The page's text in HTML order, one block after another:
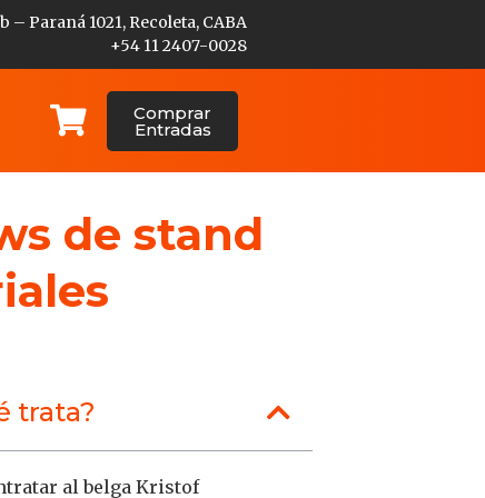
– Paraná 1021, Recoleta, CABA
+54 11 2407-0028
Comprar
Entradas
de stand
trata?
al belga Kristof